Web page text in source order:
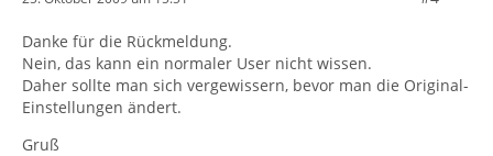
Danke für die Rückmeldung.
Nein, das kann ein normaler User nicht wissen.
Daher sollte man sich vergewissern, bevor man die Original-
Einstellungen ändert.
Gruß